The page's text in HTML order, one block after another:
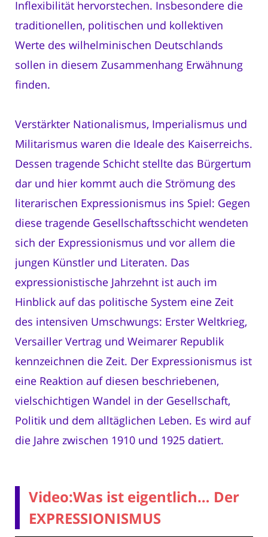
Inflexibilität hervorstechen. Insbesondere die
traditionellen, politischen und kollektiven
Werte des wilhelminischen Deutschlands
sollen in diesem Zusammenhang Erwähnung
finden.
Verstärkter Nationalismus, Imperialismus und
Militarismus waren die Ideale des Kaiserreichs.
Dessen tragende Schicht stellte das Bürgertum
dar und hier kommt auch die Strömung des
literarischen Expressionismus ins Spiel: Gegen
diese tragende Gesellschaftsschicht wendeten
sich der Expressionismus und vor allem die
jungen Künstler und Literaten. Das
expressionistische Jahrzehnt ist auch im
Hinblick auf das politische System eine Zeit
des intensiven Umschwungs: Erster Weltkrieg,
Versailler Vertrag und Weimarer Republik
kennzeichnen die Zeit. Der Expressionismus ist
eine Reaktion auf diesen beschriebenen,
vielschichtigen Wandel in der Gesellschaft,
Politik und dem alltäglichen Leben. Es wird auf
die Jahre zwischen 1910 und 1925 datiert.
Video:Was ist eigentlich… Der
EXPRESSIONISMUS